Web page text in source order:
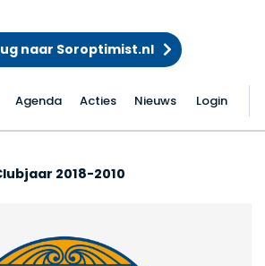
naar Soroptimist.nl
Agenda Acties Nieuws Login
2018-2010